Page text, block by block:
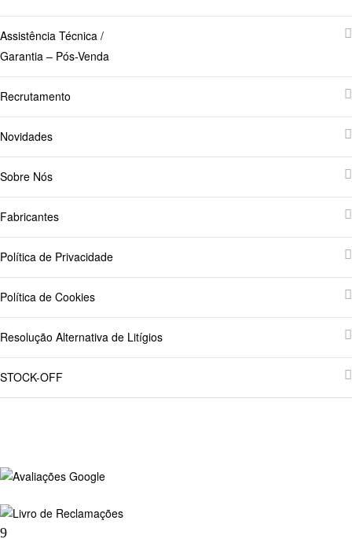
Assistência Técnica /
Garantia – Pós-Venda
Recrutamento
Novidades
Sobre Nós
Fabricantes
Política de Privacidade
Política de Cookies
Resolução Alternativa de Litígios
STOCK-OFF